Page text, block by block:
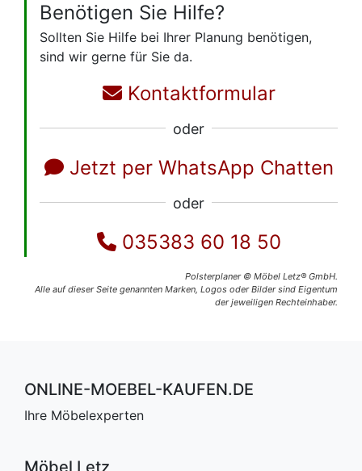
Benötigen Sie Hilfe?
Sollten Sie Hilfe bei Ihrer Planung benötigen,
sind wir gerne für Sie da.
Kontaktformular
oder
Jetzt per WhatsApp Chatten
oder
035383 60 18 50
Polsterplaner © Möbel Letz® GmbH.
Alle auf dieser Seite genannten Marken, Logos oder Bilder sind Eigentum
der jeweiligen Rechteinhaber.
ONLINE-MOEBEL-KAUFEN.DE
Ihre Möbelexperten
Möbel Letz